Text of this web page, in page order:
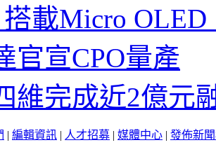
載Micro
官宣CPO量產
維完成近2億元
| 編輯資訊 | 人才招募 | 媒體中心 | 發佈新